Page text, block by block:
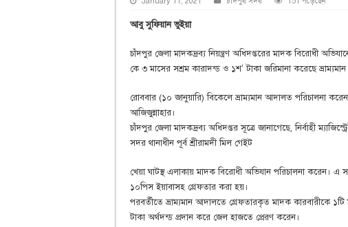
আবু সুফিয়ান ভুইয়া
চাঁদপুর জেলা মাদকদ্রব্য নিয়ন্ত্রণ অধিদপ্তরের মাদক বিরোধী
কে ৩ মাসের সশ্রম কারাদন্ড ও ১শ’ টাকা জরিমানা করেছে
রোববার (১০ জানুয়ারি) বিকেলে ভ্রাম্যমান আদালত পরিচালনা করেন
আজিজুন্নাহার।
চাঁদপুর জেলা মাদকদ্রব্য অধিদপ্তর সূত্রে জানাগেছে, নির্বাহী
সদর থানাধীন পূর্ব শ্রীরামদী মিল গেইট
খেয়া ঘাটস্থ এলাকায় মাদক বিরোধী অভিযান পরিচালনা করেন।
১০পিস ইয়াবাসহ গ্রেফতার করা হয়।
পরবর্তীতে ভ্রাম্যমান আদালতে গ্রেফতারকৃত মাদক কারবারীকে
টাকা অর্থদন্ড প্রদান করে জেল হাজতে প্রেরণ করেন।